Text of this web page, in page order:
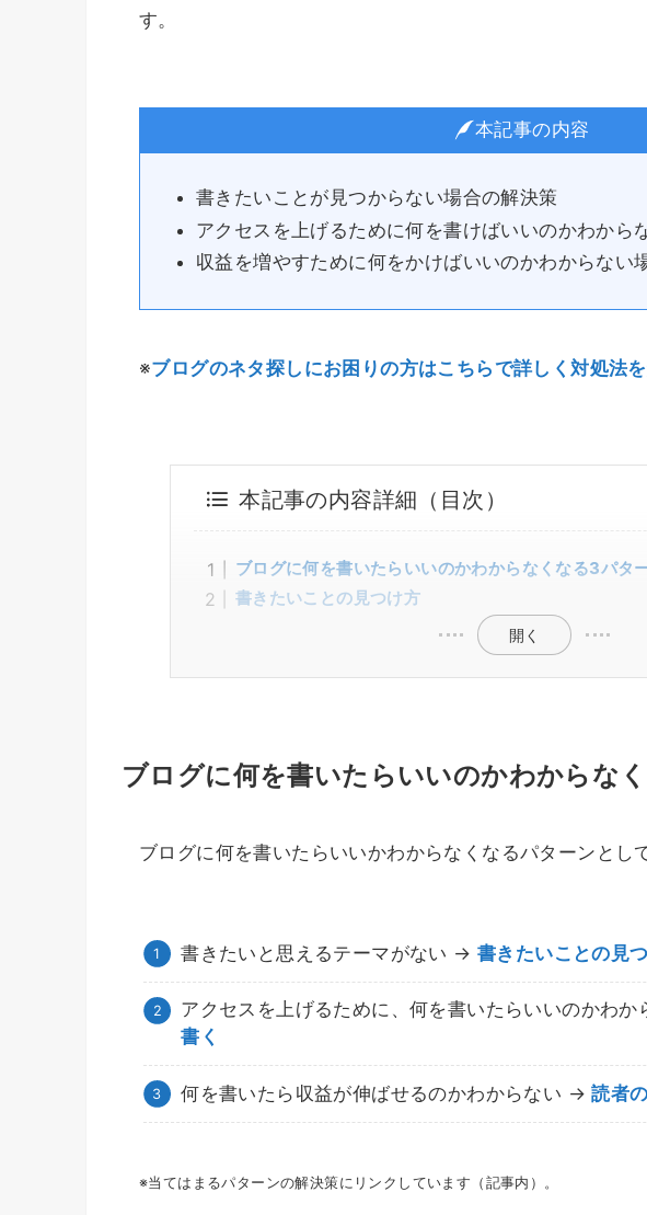
す。
本記事の内容
書きたいことが見つからない場合の解決策
アクセスを上げるために何を書けばいいのかわから
収益を増やすために何をかけばいいのかわからない
※ブログのネタ探しにお困りの方はこちらで詳しく対処法
本記事の内容詳細（目次）
ブログに何を書いたらいいのかわからなくなる3パタ
書きたいことの見つけ方
開く
ブログに何を書いたらいいのかわからな
ブログに何を書いたらいいかわからなくなるパターンとし
書きたいと思えるテーマがない →書きたいことの見
アクセスを上げるために、何を書いたらいいのかわ
書く
何を書いたら収益が伸ばせるのかわからない →読者
※当てはまるパターンの解決策にリンクしています（記事内）。